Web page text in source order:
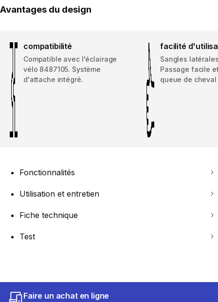
Avantages du design
compatibilité
Compatible avec l'éclairage
vélo 8487105. Système
d'attache intégré.
facilité
Sangles
Passage facile
queue de cheval
Fonctionnalités
Utilisation et entretien
Fiche technique
Test
Faire un achat en ligne